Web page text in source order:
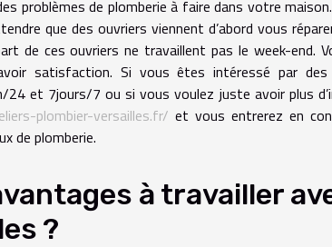
problèmes de plomberie à faire dans votre
que des ouvriers viennent d’abord vous
de ces ouvriers ne travaillent pas le week-end.
satisfaction. Si vous êtes intéressé par
24 et 7jours/7 ou si vous voulez juste avoir plus
plombier-versailles.fr/ et vous entrerez en
de plomberie.
à travailler
?